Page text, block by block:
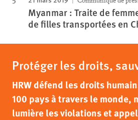
Myanmar : Traite de
de filles transportées en
Protéger les droits,
HRW défend les droits
100 pays à travers le monde,
lumière les violations et